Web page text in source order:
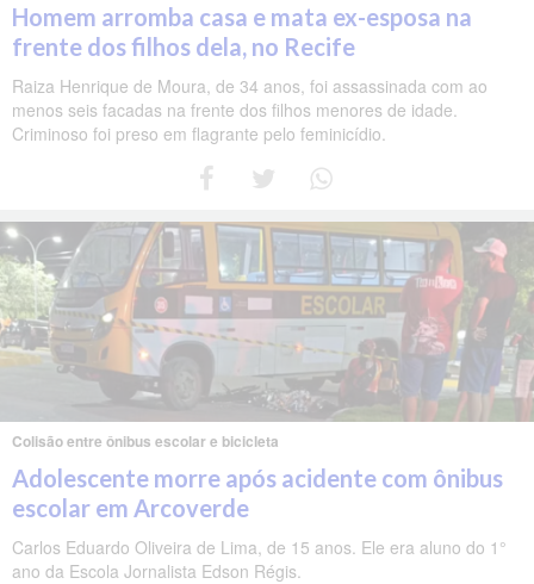
Homem arromba casa e mata ex-esposa na
frente dos filhos dela, no Recife
Raiza Henrique de Moura, de 34 anos, foi assassinada com ao
menos seis facadas na frente dos filhos menores de idade.
Criminoso foi preso em flagrante pelo feminicídio.
Colisão entre ônibus escolar e bicicleta
Adolescente morre após acidente com ônibus
escolar em Arcoverde
Carlos Eduardo Oliveira de Lima, de 15 anos. Ele era aluno do 1°
ano da Escola Jornalista Edson Régis.